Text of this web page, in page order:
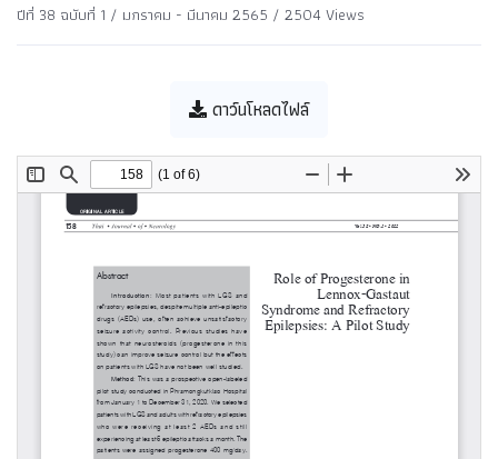
ปีที่ 38 ฉบับที่ 1 / มกราคม - มีนาคม 2565 / 2504 Views
ดาว์นโหลดไฟล์